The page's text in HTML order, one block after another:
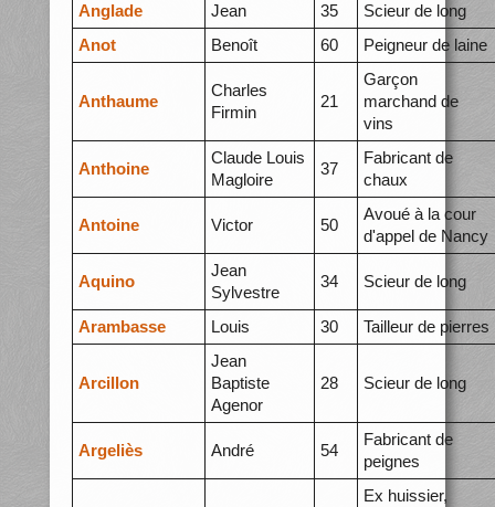
Anglade
Jean 35
Scieur de long
Anot
Benoît 60 Peigneur de laine
Anthaume
Charles
Firmin
21
Garçon
marchand de
vins
Anthoine
Claude Louis
Magloire
37
Fabricant de
chaux
Antoine Victor 50
Avoué à la cour
d'appel de Nancy
Aquino
Jean
Sylvestre
34 Scieur de long
Arambasse Louis 30 Tailleur de pierres
Arcillon
Jean
Baptiste
Agenor
28 Scieur de long
Argeliès André 54
Fabricant de
peignes
Ex huissier,